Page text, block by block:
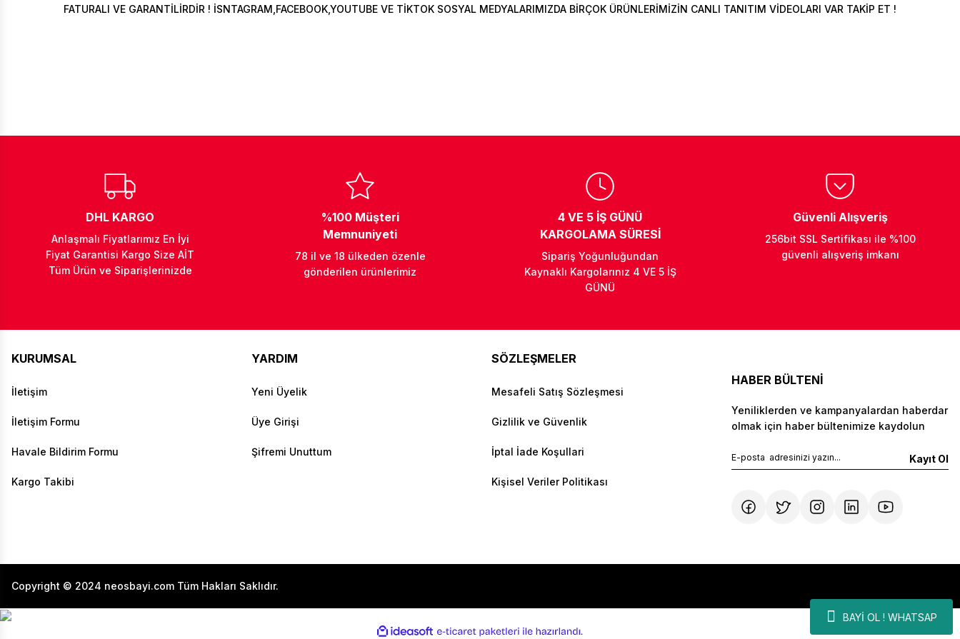
BAYİ OL ! WHATSAP
FATURALI VE GARANTİLİRDİR ! İSNTAGRAM,FACEBOOK,YOUTUBE VE TİKTOK SOSYAL MEDYALARIMIZDA BİRÇOK ÜRÜNLERİMİZİN CANLI TANITIM VİDEOLARI VAR TAKİP ET !
DHL KARGO
Anlaşmalı Fiyatlarımız En İyi
Fiyat Garantisi Kargo Size AİT
Tüm Ürün ve Siparişlerinizde
%100 Müşteri
Memnuniyeti
78 il ve 18 ülkeden özenle
gönderilen ürünlerimiz
4 VE 5 İŞ GÜNÜ
KARGOLAMA SÜRESİ
Sipariş Yoğunluğundan
Kaynaklı Kargolarınız 4 VE 5 İŞ
GÜNÜ
Güvenli Alışveriş
256bit SSL Sertifikası ile %100
güvenli alışveriş imkanı
KURUMSAL
İletişim
İletişim Formu
Havale Bildirim Formu
Kargo Takibi
YARDIM
Yeni Üyelik
Üye Girişi
Şifremi Unuttum
SÖZLEŞMELER
Mesafeli Satış Sözleşmesi
Gizlilik ve Güvenlik
İptal İade Koşullari
Kişisel Veriler Politikası
HABER BÜLTENİ
Yeniliklerden ve kampanyalardan haberdar
olmak için haber bültenimize kaydolun
Kayıt Ol
Copyright © 2024 neosbayi.com Tüm Hakları Saklıdır.
ideasoft e-